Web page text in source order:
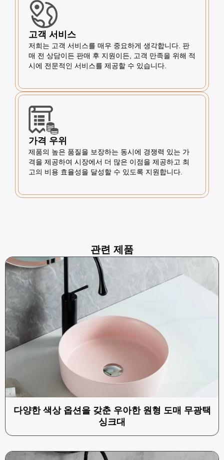
고객 서비스
저희는 고객 서비스를 매우 중요하게 생각합니다. 판
매 전 상담이든 판매 후 지원이든, 고객 만족을 위해 적
시에 전문적인 서비스를 제공할 수 있습니다.
가격 우위
제품의 높은 품질을 보장하는 동시에 경쟁력 있는 가
격을 제공하여 시장에서 더 많은 이점을 제공하고 최
고의 비용 효율성을 달성할 수 있도록 지원합니다.
관련 제품
다양한 색상 옵션을 갖춘 우아한 원형 도매 무광택
싱크대